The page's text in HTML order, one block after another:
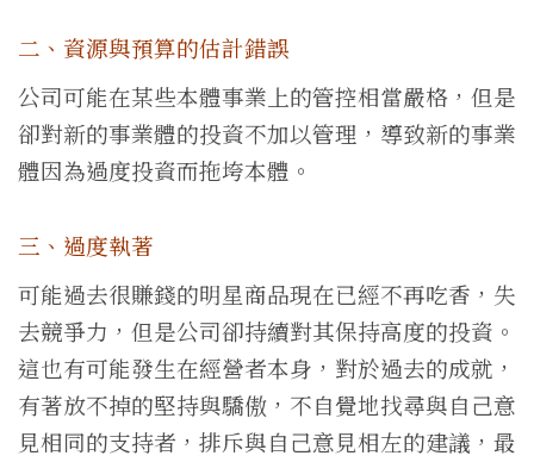
二、資源與預算的估計錯誤
公司可能在某些本體事業上的管控相當嚴格，但是
卻對新的事業體的投資不加以管理，導致新的事業
體因為過度投資而拖垮本體。
三、過度執著
可能過去很賺錢的明星商品現在已經不再吃香，失
去競爭力，但是公司卻持續對其保持高度的投資。
這也有可能發生在經營者本身，對於過去的成就，
有著放不掉的堅持與驕傲，不自覺地找尋與自己意
見相同的支持者，排斥與自己意見相左的建議，最